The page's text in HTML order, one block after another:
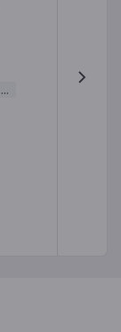
...